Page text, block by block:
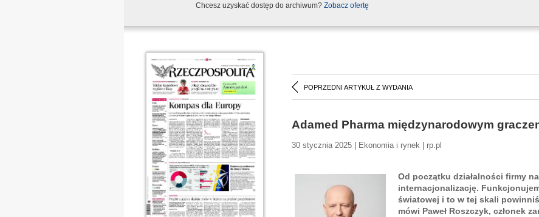
Chcesz uzyskać dostęp do archiwum? Zobacz ofertę
POPRZEDNI ARTYKUŁ Z WYDANIA
Adamed Pharma międzynarodowym
30 stycznia 2025 | Ekonomia i rynek | rp.pl
Od początku działalności firmy
internacjonalizację.
światowej i to w tej skali
mówi Paweł Roszczyk, członek